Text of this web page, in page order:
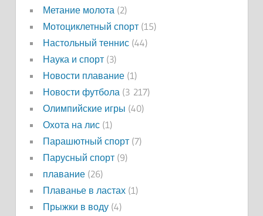
Метание молота (2)
Мотоциклетный спорт(15)
Настольный теннис(44)
Наука и спорт(3)
Новости плавание(1)
Новости футбола (3 217)
Олимпийские игры (40)
Охота на лис(1)
Парашютный спорт(7)
Парусный спорт(9)
плавание(26)
Плаванье в ластах(1)
Прыжки в воду(4)